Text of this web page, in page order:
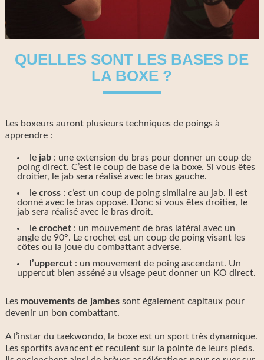
QUELLES SONT LES BASES DE
LA BOXE ?
Les boxeurs auront plusieurs techniques de poings à
apprendre :
le jab: une extension du bras pour donner un coup de
poing direct. C’est le coup de base de la boxe. Si vous êtes
droitier, le jab sera réalisé avec le bras gauche.
le cross: c’est un coup de poing similaire au jab. Il est
donné avec le bras opposé. Donc si vous êtes droitier, le
jab sera réalisé avec le bras droit.
le crochet: un mouvement de bras latéral avec un
angle de 90°. Le crochet est un coup de poing visant les
côtes ou la joue du combattant adverse.
l’uppercut: un mouvement de poing ascendant. Un
uppercut bien asséné au visage peut donner un KO direct.
Les mouvements de jambessont également capitaux pour
devenir un bon combattant.
A l’instar du taekwondo, la boxe est un sport très dynamique.
Les sportifs avancent et reculent sur la pointe de leurs pieds.